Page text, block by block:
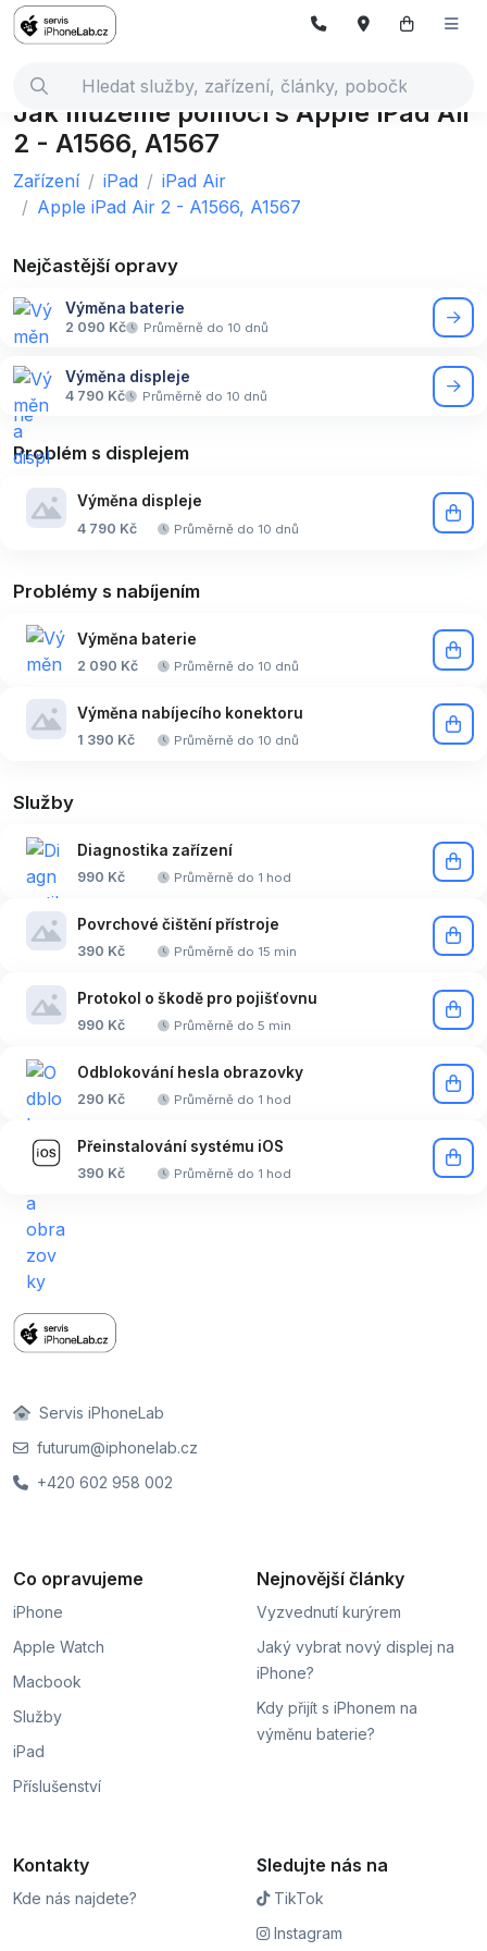
Jak můžeme pomoci s Apple iPad Air
2 - A1566, A1567
Zařízení iPad
iPad Air
Apple iPad Air 2 - A1566, A1567
Nejčastější opravy
Výměna baterie
2 090 Kč Průměrně do 10 dnů
Výměna displeje
4 790 Kč Průměrně do 10 dnů
Problém s displejem
Výměna displeje
4 790 Kč Průměrně do 10 dnů
Problémy s nabíjením
Výměna baterie
2 090 Kč Průměrně do 10 dnů
Výměna nabíjecího konektoru
1 390 Kč Průměrně do 10 dnů
Služby
Diagnostika zařízení
990 Kč Průměrně do 1 hod
Povrchové čištění přístroje
390 Kč Průměrně do 15 min
Protokol o škodě pro pojišťovnu
990 Kč Průměrně do 5 min
Odblokování hesla obrazovky
290 Kč Průměrně do 1 hod
Přeinstalování systému iOS
390 Kč Průměrně do 1 hod
Servis iPhoneLab
futurum@iphonelab.cz
+420 602 958 002
Co opravujeme
iPhone
Apple Watch
Macbook
Služby
iPad
Příslušenství
Nejnovější články
Vyzvednutí kurýrem
Jaký vybrat nový displej na
iPhone?
Kdy přijít s iPhonem na
výměnu baterie?
Kontakty
Kde nás najdete?
Sledujte nás na
TikTok
Instagram